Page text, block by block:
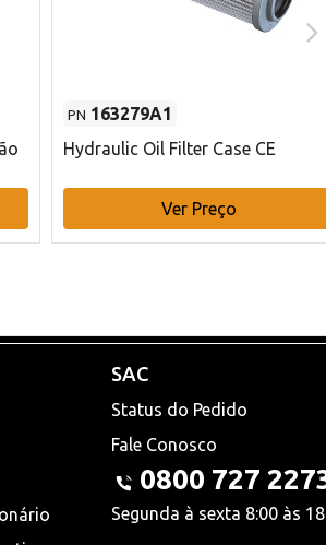
PN 163279A1
Hydraulic Oil Filter Case CE
Ver Preço
SAC
Status do Pedido
Fale Conosco
0800 727
Segunda à sexta 8:00 às